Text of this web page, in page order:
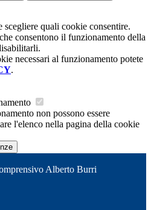
scegliere quali cookie consentire.
consentono il funzionamento della
necessari al funzionamento potete
.
non possono essere
l'elenco nella pagina della cookie
Alberto Burri